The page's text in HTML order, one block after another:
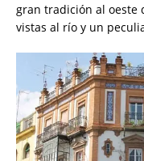
gran tradición al oeste
vistas al río y un